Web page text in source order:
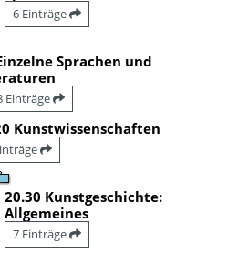
6 Einträge
Sprachen und
Einträge
Kunstwissenschaften
20.30 Kunstgeschichte:
Allgemeines
7 Einträge